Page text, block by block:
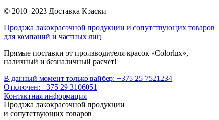
© 2010–2023 Доставка Краски
Продажа лакокрасочной продукции и сопутствующих товаров
для компаний и частных лиц
Прямые поставки от производителя красок «Colorlux»,
наличный и безналичный расчёт!
В данный момент только вайбер: +375 25 7521234
Отключен: +375 29 3106051
Контактная информация
Продажа лакокрасочной продукции
и сопутствующих товаров